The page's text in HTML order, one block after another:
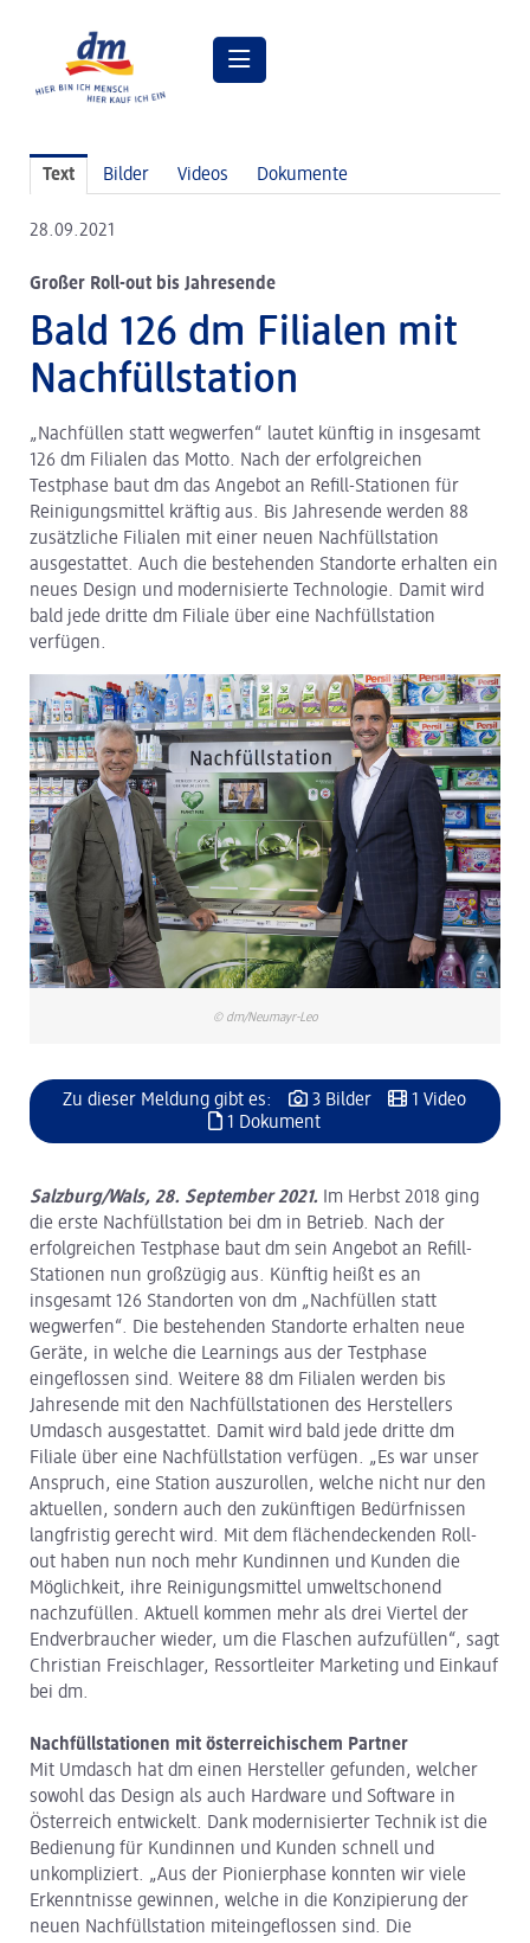
Pressebilder
dm Geschäftsführung
dm Markt
dm friseurstudio
dm kosmetikstudio
Verantwortung
Lehre bei dm
Arbeiten bei dm
dm Online Shop
PAYBACK
Über dm
Pressekontakt
ACTIVE BEAUTY
Text Bilder Videos Dokumente
28.09.2021
Großer Roll-out bis Jahresende
Bald 126 dm Filialen mit
Nachfüllstation
„Nachfüllen statt wegwerfen“ lautet künftig in insgesamt
126 dm Filialen das Motto. Nach der erfolgreichen
Testphase baut dm das Angebot an Refill-Stationen für
Reinigungsmittel kräftig aus. Bis Jahresende werden 88
zusätzliche Filialen mit einer neuen Nachfüllstation
ausgestattet. Auch die bestehenden Standorte erhalten ein
neues Design und modernisierte Technologie. Damit wird
bald jede dritte dm Filiale über eine Nachfüllstation
verfügen.
© dm/Neumayr-Leo
Zu dieser Meldung gibt es: 3 Bilder
1 Video
1 Dokument
Salzburg/Wals, 28. September 2021. Im Herbst 2018 ging
die erste Nachfüllstation bei dm in Betrieb. Nach der
erfolgreichen Testphase baut dm sein Angebot an Refill-
Stationen nun großzügig aus. Künftig heißt es an
insgesamt 126 Standorten von dm „Nachfüllen statt
wegwerfen“. Die bestehenden Standorte erhalten neue
Geräte, in welche die Learnings aus der Testphase
eingeflossen sind. Weitere 88 dm Filialen werden bis
Jahresende mit den Nachfüllstationen des Herstellers
Umdasch ausgestattet. Damit wird bald jede dritte dm
Filiale über eine Nachfüllstation verfügen. „Es war unser
Anspruch, eine Station auszurollen, welche nicht nur den
aktuellen, sondern auch den zukünftigen Bedürfnissen
langfristig gerecht wird. Mit dem flächendeckenden Roll-
out haben nun noch mehr Kundinnen und Kunden die
Möglichkeit, ihre Reinigungsmittel umweltschonend
nachzufüllen. Aktuell kommen mehr als drei Viertel der
Endverbraucher wieder, um die Flaschen aufzufüllen“, sagt
Christian Freischlager, Ressortleiter Marketing und Einkauf
bei dm.
Nachfüllstationen mit österreichischem Partner
Mit Umdasch hat dm einen Hersteller gefunden, welcher
sowohl das Design als auch Hardware und Software in
Österreich entwickelt. Dank modernisierter Technik ist die
Bedienung für Kundinnen und Kunden schnell und
unkompliziert. „Aus der Pionierphase konnten wir viele
Erkenntnisse gewinnen, welche in die Konzipierung der
neuen Nachfüllstation miteingeflossen sind. Die